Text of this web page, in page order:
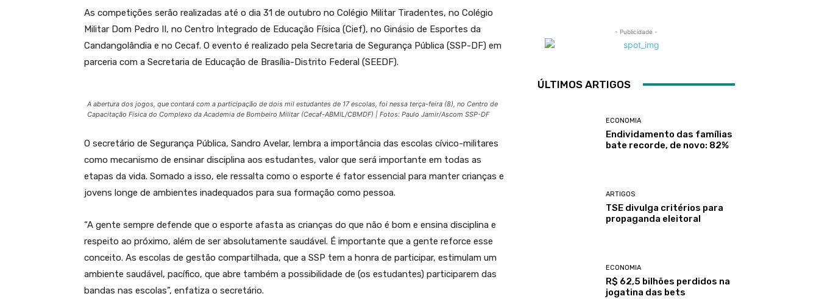
As competições serão realizadas até o dia 31 de outubro no Colégio Militar Tiradentes, no Colégio
Militar Dom Pedro II, no Centro Integrado de Educação Física (Cief), no Ginásio de Esportes da
Candangolândia e no Cecaf. O evento é realizado pela Secretaria de Segurança Pública (SSP-DF) em
parceria com a Secretaria de Educação de Brasília-Distrito Federal (SEEDF).
A abertura dos jogos, que contará com a participação de dois mil estudantes de 17 escolas, foi nessa terça-feira (8), no Centro de
Capacitação Física do Complexo da Academia de Bombeiro Militar (Cecaf-ABMIL/CBMDF) | Fotos: Paulo Jamir/Ascom SSP-DF
O secretário de Segurança Pública, Sandro Avelar, lembra a importância das escolas cívico-militares
como mecanismo de ensinar disciplina aos estudantes, valor que será importante em todas as
etapas da vida. Somado a isso, ele ressalta como o esporte é fator essencial para manter crianças e
jovens longe de ambientes inadequados para sua formação como pessoa.
“A gente sempre defende que o esporte afasta as crianças do que não é bom e ensina disciplina e
respeito ao próximo, além de ser absolutamente saudável. É importante que a gente reforce esse
conceito. As escolas de gestão compartilhada, que a SSP tem a honra de participar, estimulam um
ambiente saudável, pacífico, que abre também a possibilidade de (os estudantes) participarem das
bandas nas escolas”, enfatiza o secretário.
- Publicidade -
ÚLTIMOS ARTIGOS
ECONOMIA
Endividamento das famílias
bate recorde, de novo: 82%
ARTIGOS
TSE divulga critérios para
propaganda eleitoral
ECONOMIA
R$ 62,5 bilhões perdidos na
jogatina das bets